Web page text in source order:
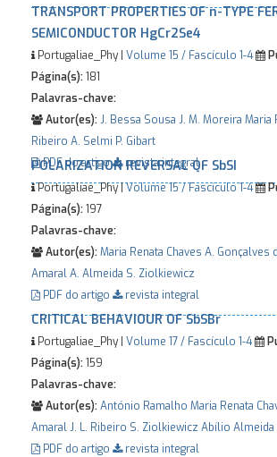
TRANSPORT PROPERTIES OF n-TYPE
SEMICONDUCTOR HgCr2Se4
Portugaliae_Phy | Volume 15 / Fascículo 1-4
Página(s):181
Palavras-chave:
Autor(es):J. Bessa Sousa J. M. Moreira Maria
Ribeiro A. Selmi P. Gibart
PDF do artigo
revista integral
POLARIZATION REVERSAL QF SbSI
Portugaliae_Phy |Volume 15 / Fascículo 1-4
Página(s):197
Palavras-chave:
Autor(es):Maria Renata Chaves A. Gonçalves
AmaralA. Almeida S. Ziolkiewicz
PDF do artigo
revista integral
CRITICAL BEHAVIOUR OF SbSBr
Portugaliae_Phy | Volume 17 / Fascículo 1-4
Página(s):159
Palavras-chave:
Autor(es):António Ramalho Maria Renata
AmaralJ. L. Ribeiro S. Ziolkiewicz Abílio Almeida
PDF do artigo
revista integral